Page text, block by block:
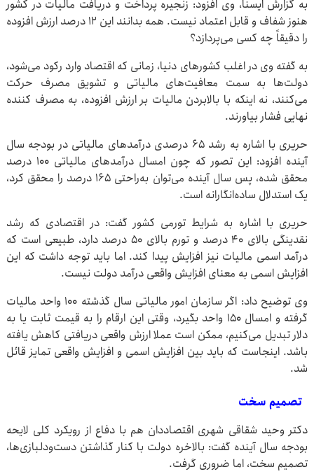
به گزارش ایسنا، وی افزود: زنجیره پرداخت و دریافت مالیات در کشور
هنوز شفاف و قابل اعتماد نیست. همه بدانند این ۱۲ درصد ارزش افزوده
را دقیقاً چه کسی می‌پردازد؟
به گفته وی در اغلب کشورهای دنیا، زمانی که اقتصاد وارد رکود می‌شود،
دولت‌ها به سمت معافیت‌های مالیاتی و تشویق مصرف حرکت
می‌کنند، نه اینکه با بالابردن مالیات بر ارزش افزوده، به مصرف کننده
نهایی فشار بیاورند.
حریری با اشاره به رشد ۶۵ درصدی درآمدهای مالیاتی در بودجه سال
آینده افزود: این تصور که چون امسال درآمدهای مالیاتی ۱۰۰ درصد
محقق شده، پس سال آینده می‌توان به‌راحتی ۱۶۵ درصد را محقق کرد،
یک استدلال ساده‌انگارانه است.
حریری با اشاره به شرایط تورمی کشور گفت: در اقتصادی که رشد
نقدینگی بالای ۴۰ درصد و تورم بالای ۵۰ درصد دارد، طبیعی است که
درآمد اسمی مالیات نیز افزایش پیدا کند. اما باید توجه داشت که این
افزایش اسمی به معنای افزایش واقعی درآمد دولت نیست.
وی توضیح داد: اگر سازمان امور مالیاتی سال گذشته ۱۰۰ واحد مالیات
گرفته و امسال ۱۵۰ واحد بگیرد، وقتی این ارقام را به قیمت ثابت یا به
دلار تبدیل می‌کنیم، ممکن است عملا ارزش واقعی دریافتی کاهش یافته
باشد. اینجاست که باید بین افزایش اسمی و افزایش واقعی تمایز قائل
شد.
تصمیم سخت
دکتر وحید شقاقی شهری اقتصاددان هم با دفاع از رویکرد کلی لایحه
بودجه سال آینده گفت: بالاخره دولت با کنار گذاشتن دست‌ودلبازی‌ها،
تصمیم سخت، اما ضروری گرفت.